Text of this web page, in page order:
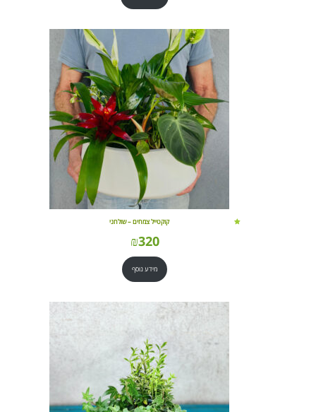
קוקטייל צמחים – שולחני
₪320
מידע נוסף